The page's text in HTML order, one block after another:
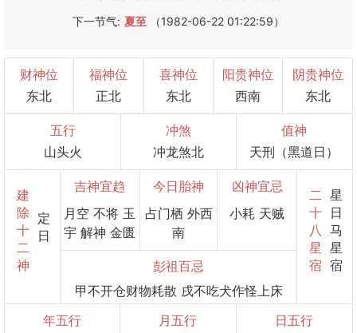
下一节气: 夏至 （1982-06-22 01:22:59）
财神位
东北
福神位
正北
喜神位
东北
阳贵神位
西南
阴贵神位
东北
五行
山头火
冲煞
冲龙煞北
值神
天刑（黑道日）
建
除
十
二
神
定
日
吉神宜趋
月空 不将 玉
宇 解神 金匮
今日胎神
占门栖 外西
南
凶神宜忌
小耗 天贼
彭祖百忌
甲不开仓财物耗散 戌不吃犬作怪上床
二
十
八
星
宿
星
日
马
星
宿
年五行
月五行
日五行